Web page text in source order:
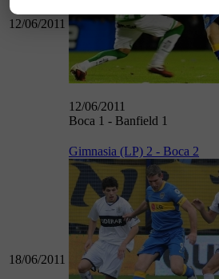
12/06/2011
12/06/2011
Boca 1 - Banfield 1
18/06/2011
Gimnasia (LP) 2 - Boca 2